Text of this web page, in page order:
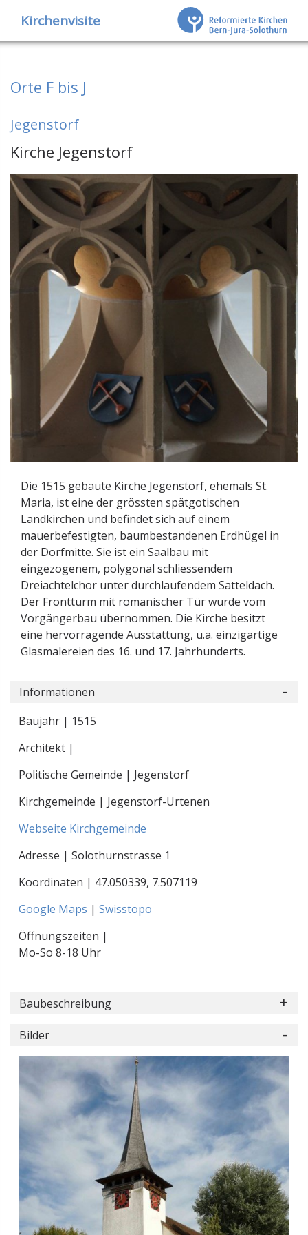
Kirchenvisite
Orte F bis J
Jegenstorf
Kirche Jegenstorf
Die 1515 gebaute Kirche Jegenstorf, ehemals St.
Maria, ist eine der grössten spätgotischen
Landkirchen und befindet sich auf einem
mauerbefestigten, baumbestandenen Erdhügel in
der Dorfmitte. Sie ist ein Saalbau mit
eingezogenem, polygonal schliessendem
Dreiachtelchor unter durchlaufendem Satteldach.
Der Frontturm mit romanischer Tür wurde vom
Vorgängerbau übernommen. Die Kirche besitzt
eine hervorragende Ausstattung, u.a. einzigartige
Glasmalereien des 16. und 17. Jahrhunderts.
Informationen
Baujahr | 1515
Architekt |
Politische Gemeinde | Jegenstorf
Kirchgemeinde | Jegenstorf-Urtenen
Webseite Kirchgemeinde
Adresse | Solothurnstrasse 1
Koordinaten | 47.050339, 7.507119
Google Maps | Swisstopo
Öffnungszeiten |
Mo-So 8-18 Uhr
Baubeschreibung
Bilder